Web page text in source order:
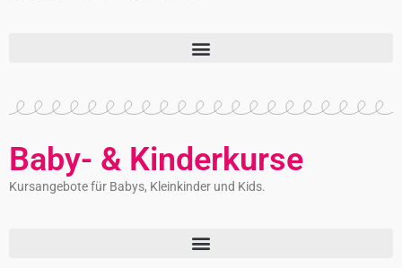
Baby- & Kinderkurse
Kursangebote für Babys, Kleinkinder und Kids.